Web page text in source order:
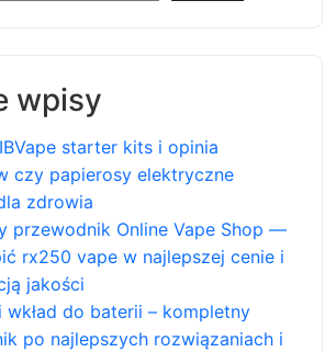
wpisy
starter kits i opinia
czy papierosy elektryczne
zdrowia
przewodnik Online Vape Shop —
rx250 vape w najlepszej cenie i
jakości
wkład do baterii – kompletny
po najlepszych rozwiązaniach i